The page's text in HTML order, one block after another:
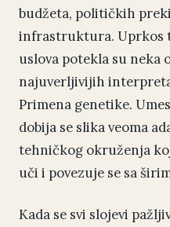
budžeta, političkih
infrastruktura. Uprkos
uslova potekla su
najuverljivijih
Primena genetike.
dobija se slika veoma
tehničkog okruženja
uči i povezuje se sa
Kada se svi slojevi